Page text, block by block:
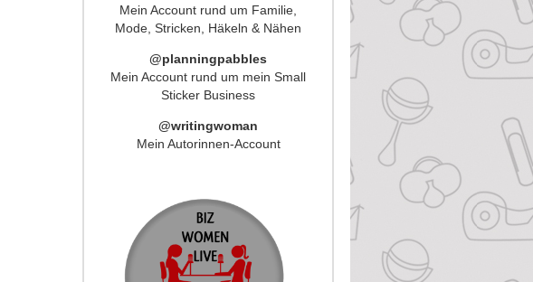
Mein Account rund um Familie,
Mode, Stricken, Häkeln & Nähen
@planningpabbles
Mein Account rund um mein Small
Sticker Business
@writingwoman
Mein Autorinnen-Account